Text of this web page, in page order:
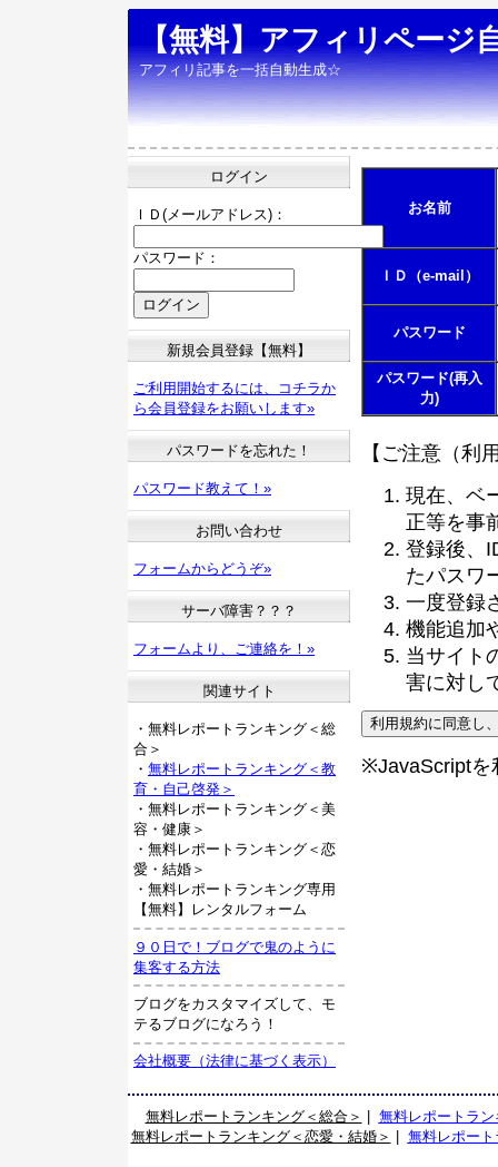
【無料】アフィリページ
アフィリ記事を一括自動生成☆
お名前
ＩＤ（e-mail）
パスワード
パスワード(再入
力)
【ご注意（利
現在、ベ
正等を事
登録後、
たパスワ
一度登録
機能追加
当サイト
害に対し
※JavaScriptを
ログイン
ＩＤ(メールアドレス)：
パスワード：
新規会員登録【無料】
ご利用開始するには、コチラか
ら会員登録をお願いします»
パスワードを忘れた！
パスワード教えて！»
お問い合わせ
フォームからどうぞ»
サーバ障害？？？
フォームより、ご連絡を！»
関連サイト
・無料レポートランキング＜総
合＞
・ 無料レポートランキング＜教
育・自己啓発＞
・無料レポートランキング＜美
容・健康＞
・無料レポートランキング＜恋
愛・結婚＞
・無料レポートランキング専用
【無料】レンタルフォーム
９０日で！ブログで鬼のように
集客する方法
ブログをカスタマイズして、モ
テるブログになろう！
会社概要（法律に基づく表示）
無料レポートランキング＜総合＞
無料レポートラ
無料レポートランキング＜恋愛・結婚＞
無料レポー